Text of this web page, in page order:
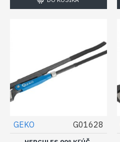
GEKO G01628